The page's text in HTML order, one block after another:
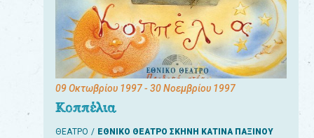
09 Οκτωβρίου 1997- 30 Νοεμβρίου 1997
Κοππέλια
ΘΕΑΤΡΟ ΕΘΝΙΚΟ ΘΕΑΤΡΟ ΣΚΗΝΗ ΚΑΤΙΝΑ ΠΑΞΙΝΟΥ